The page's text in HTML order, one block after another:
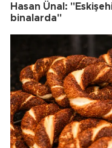
Hasan Ünal:
binalarda"